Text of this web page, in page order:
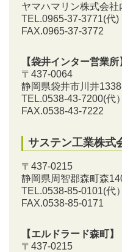
ヤマハマリン株式会社
TEL.0965-37-3771(代)
FAX.0965-37-3772
【袋井インター営業所
〒437-0064
静岡県袋井市川井
TEL.0538-43-7200(代）
FAX.0538-43-7222
サステン工業株式
〒437-0215
静岡県周智郡森町森
TEL.0538-85-0101(代）
FAX.0538-85-0171
【エルドラード森町】
〒437-0215